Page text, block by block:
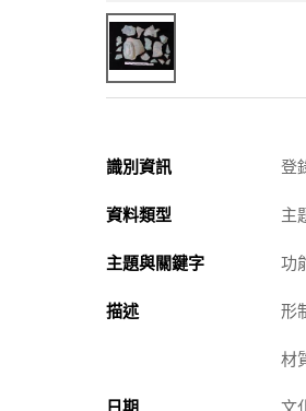
識別資訊 登
資料類型 主
主題與關鍵字 功
描述 形
材
日期 文